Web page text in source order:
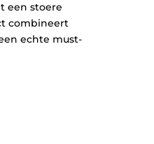
een stoere
combineert
echte must-